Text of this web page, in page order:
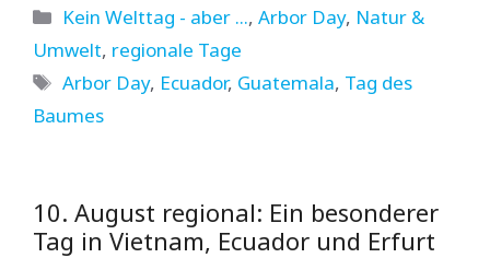
Kategorien
Kein Welttag - aber ...,Arbor Day, Natur &
Umwelt, regionale Tage
Schlagwörter
Arbor Day, Ecuador, Guatemala, Tag des
Baumes
10. August regional: Ein besonderer
Tag in Vietnam, Ecuador und Erfurt